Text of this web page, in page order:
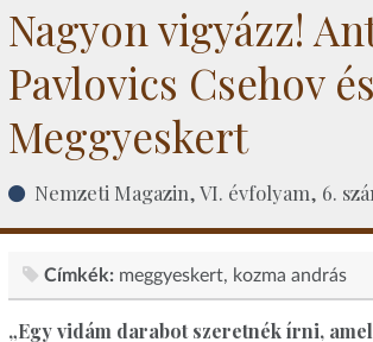
Nagyon vigyázz!
Pavlovics Csehov
Meggyeskert
Nemzeti Magazin, VI. évfolyam, 6.
Címkék: meggyeskert kozma andrás
„Egy vidám darabot szeretnék írni,